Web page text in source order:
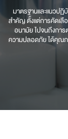
มาตรฐานและแนวป
สำคัญ ตั้งแต่การคัดเลื
อนามัย ไปจนถึงก
ความปลอดภัย ได้คุณ